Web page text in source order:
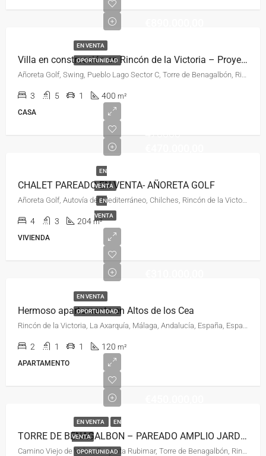
EN VENTA
OPORTUNIDAD Villa en construcción en Rincón de la Victoria – Proyecto moderno y personalizable
Añoreta Golf, Swing, Pueblo Lago Sector C, Torre de Benagalbón, Rincón de la Victoria, La Axarquía, Málaga, Andalucía, 29730, España, España, La Axarquía
3 5 1 400 m²
CASA
EN
VENTA
EN
VENTA
470000
CHALET PAREADO EN VENTA- AÑORETA GOLF
Añoreta Golf, Autovía del Mediterráneo, Chilches, Rincón de la Victoria, La Axarquía, Málaga, Andalucía, 29730, España, España, La Axarquía
4 3 204 m²
VIVIENDA
EN VENTA
OPORTUNIDAD
Hermoso apartamento en Altos de los Cea
Rincón de la Victoria, La Axarquía, Málaga, Andalucía, España, España, La Axarquía
2 1 1 120 m²
APARTAMENTO
EN VENTA EN
VENTA
OPORTUNIDAD
TORRE DE BENAGALBON – PAREADO AMPLIO JARDIN
Camino Viejo de Velez, Conjunta Rubimar, Torre de Benagalbón, Rincón de la Victoria, La Axarquía, Málaga, Andalucía, 29738, España, España, Malaga